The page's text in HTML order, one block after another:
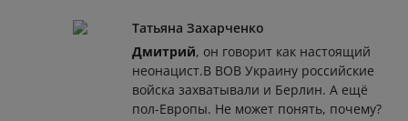
Татьяна Захарченко
Дмитрий, он говорит как настоящий
неонацист.В ВОВ Украину российские
войска захватывали и Берлин. А ещё
пол-Европы. Не может понять, почему?